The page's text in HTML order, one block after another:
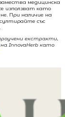
медицинска
използват като
При наличие на
със
екстракти,
на InnovaHerb като